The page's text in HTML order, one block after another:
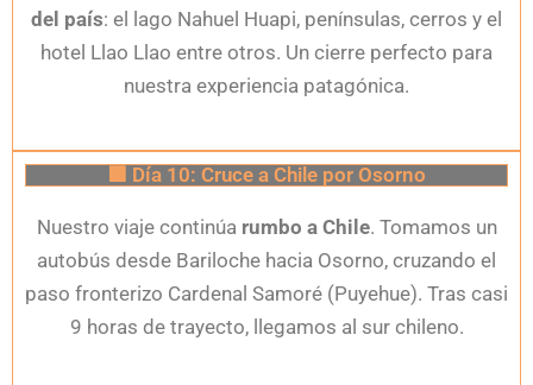
del país: el lago Nahuel Huapi, penínsulas, cerros y el
hotel Llao Llao entre otros. Un cierre perfecto para
nuestra experiencia patagónica.
🟩 Día 10: Cruce a Chile por Osorno
Nuestro viaje continúa rumbo a Chile. Tomamos un
autobús desde Bariloche hacia Osorno, cruzando el
paso fronterizo Cardenal Samoré (Puyehue). Tras casi
9 horas de trayecto, llegamos al sur chileno.